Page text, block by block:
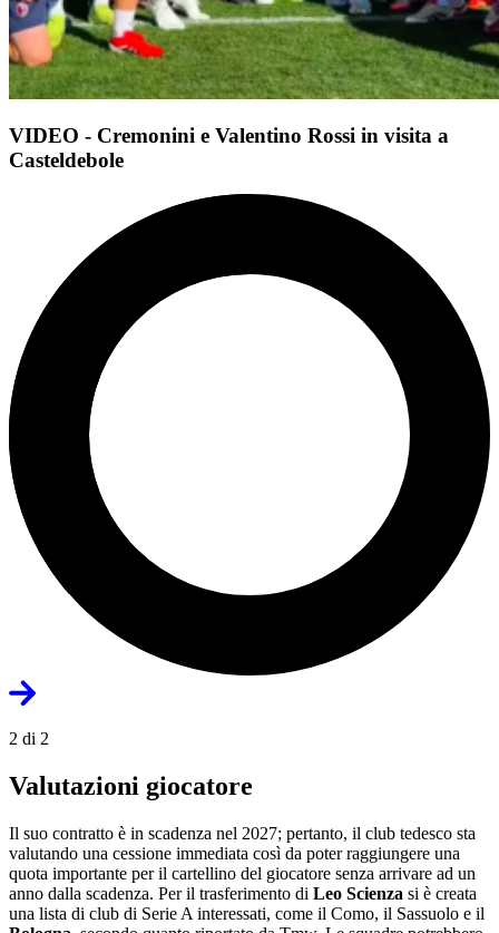
VIDEO - Cremonini e Valentino Rossi in visita a
Casteldebole
2 di 2
Valutazioni giocatore
Il suo contratto è in scadenza nel 2027; pertanto, il club tedesco sta
valutando una cessione immediata così da poter raggiungere una
quota importante per il cartellino del giocatore senza arrivare ad un
anno dalla scadenza. Per il trasferimento di Leo Scienza si è creata
una lista di club di Serie A interessati, come il Como, il Sassuolo e il